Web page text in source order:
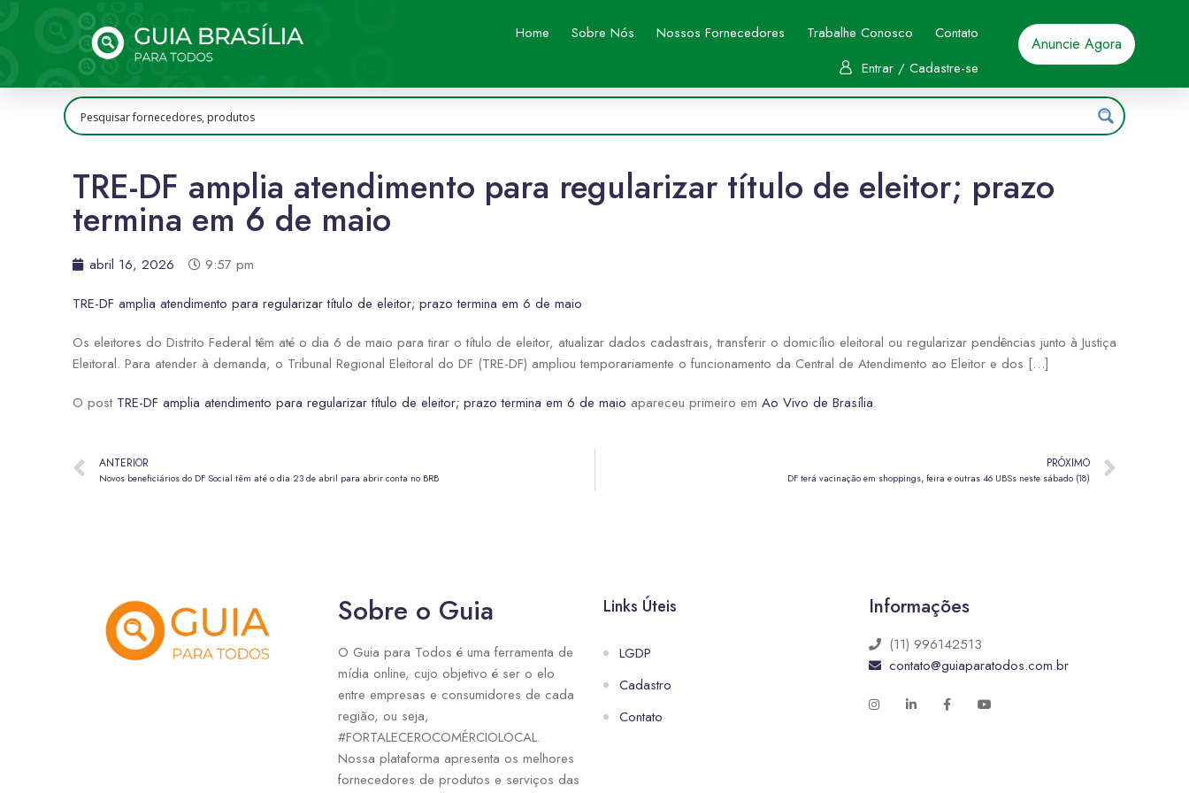
Home Sobre Nós Nossos Fornecedores Trabalhe Conosco
Contato
Entrar / Cadastre-se
Anuncie Agora
TRE-DF amplia atendimento para regularizar título de eleitor; prazo
termina em 6 de maio
abril 16, 2026
9:57 pm
TRE-DF amplia atendimento para regularizar título de eleitor; prazo termina em 6 de maio
Os eleitores do Distrito Federal têm até o dia 6 de maio para tirar o título de eleitor, atualizar dados cadastrais, transferir o domicílio eleitoral ou regularizar pendências junto à Justiça
Eleitoral. Para atender à demanda, o Tribunal Regional Eleitoral do DF (TRE-DF) ampliou temporariamente o funcionamento da Central de Atendimento ao Eleitor e dos […]
O post TRE-DF amplia atendimento para regularizar título de eleitor; prazo termina em 6 de maio apareceu primeiro em Ao Vivo de Brasília.
ANTERIOR
Novos beneficiários do DF Social têm até o dia 23 de abril para abrir conta no BRB
PRÓXIMO
DF terá vacinação em shoppings, feira e outras 46 UBSs neste sábado (18)
Sobre o Guia
O Guia para Todos é uma ferramenta de
mídia online, cujo objetivo é ser o elo
entre empresas e consumidores de cada
região, ou seja,
#FORTALECEROCOMÉRCIOLOCAL.
Nossa plataforma apresenta os melhores
fornecedores de produtos e serviços das
Links Úteis
LGDP
Cadastro
Contato
Informações
(11) 996142513
contato@guiaparatodos.com.br